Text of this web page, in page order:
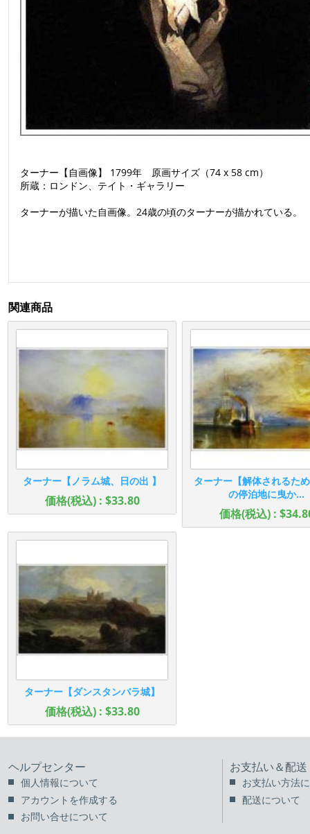
ターナー【自画像】 1799年 原画サイズ（74 x 58 cm）
所蔵：ロンドン、テイト・ギャラリー
ターナーが描いた自画像。24歳の頃のターナーが描かれている。
関連商品
ターナー【ノラム城、日の出 】
価格(税込) : $33.80
ターナー【解体されるた
の停泊地に曳か...
価格(税込) :
ターナー【ダンスタンバラ城】
価格(税込) : $33.80
ヘルプセンター
個人情報について
アカウントを作成する
お問い合せについて
お支払い＆配送
お支払い方法
配送について